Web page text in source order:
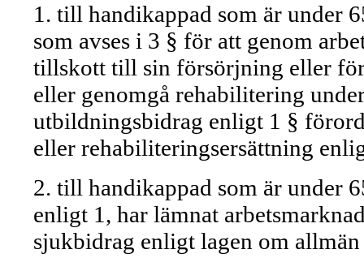
1. till handikappad som är under
som avses i 3 § för att genom
tillskott till sin försörjning eller
eller genomgå rehabilitering
utbildningsbidrag enligt 1 §
eller rehabiliteringsersättning
2. till handikappad som är under
enligt 1, har lämnat
sjukbidrag enligt lagen om